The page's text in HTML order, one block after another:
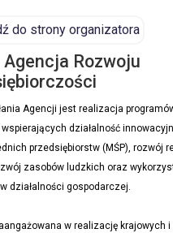
Agencja Rozwoju
Agencji jest realizacja
działalność
przedsiębiorstw (MŚP), rozwój
zasobów ludzkich oraz
działalności gospodarczej.
w realizację krajowych i